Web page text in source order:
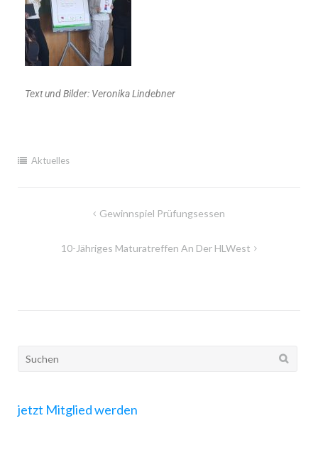
Text und Bilder: Veronika Lindebner
Aktuelles
Gewinnspiel Prüfungsessen
10-Jähriges Maturatreffen An Der HLWest
jetzt Mitglied werden